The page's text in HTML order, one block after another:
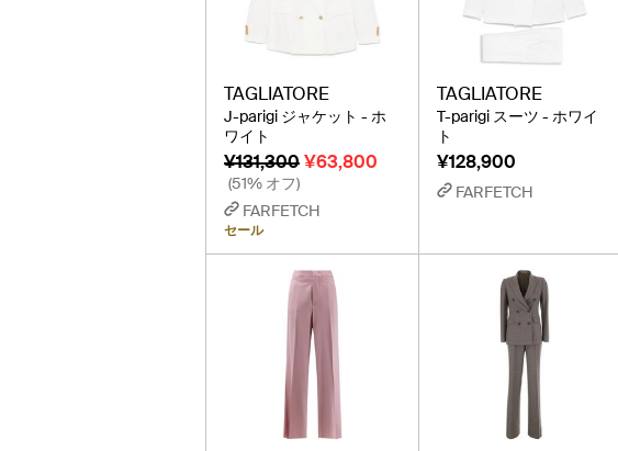
TAGLIATORE
J-parigi ジャケット - ホ
ワイト
¥131,300¥63,800
(51% オフ)
FARFETCH
セール
TAGLIATORE
T-parigi スーツ - ホワイ
ト
¥128,900
FARFETCH